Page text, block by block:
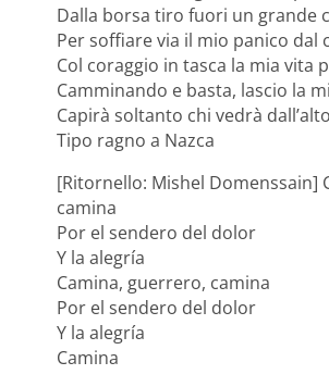
Dalla borsa tiro fuori un grande
Per soffiare via il mio panico dal
Col coraggio in tasca la mia vita
Camminando e basta, lascio la
Capirà soltanto chi vedrà dall’alto
Tipo ragno a Nazca
[Ritornello: Mishel Domenssain]
camina
Por el sendero del dolor
Y la alegría
Camina, guerrero, camina
Por el sendero del dolor
Y la alegría
Camina